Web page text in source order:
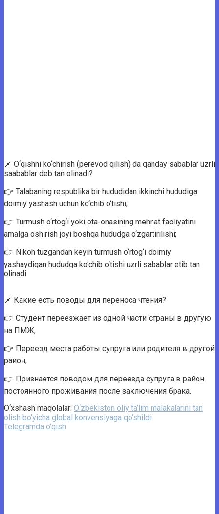
📌 O‘qishni ko‘chirish (perevod qilish) da qanday sabablar uzrli
saabablar deb tan olinadi?
👉 Talabaning respublika bir hududidan ikkinchi hududiga
doimiy yashash uchun ko‘chib o‘tishi;
👉 Turmush o‘rtog‘i yoki ota-onasining mehnat faoliyatini
amalga oshirish joyi boshqa hududga o‘zgartirilishi;
👉 Nikoh tuzgandan keyin turmush o‘rtog‘i doimiy
yashaydigan hududga ko‘chib o‘tishi uzrli sabablar etib tan
olinadi.
📌 Какие есть поводы для переноса чтения?
👉 Студент переезжает из одной части страны в другую
на ПМЖ;
👉 Переезд места работы супруга или родителя в другой
район;
👉 Признается поводом для переезда супруга в район
постоянного проживания после заключения брака.
O‘xshash maqolalar: O‘zbekiston oliy ta’lim malakalarini tan
olish bo‘yicha global konvensiyaga qo‘shildi
Telegramda o‘qish